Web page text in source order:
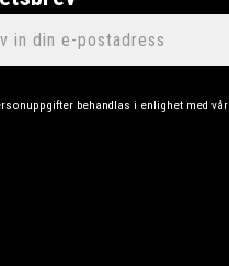
behandlas i enlighet med vår